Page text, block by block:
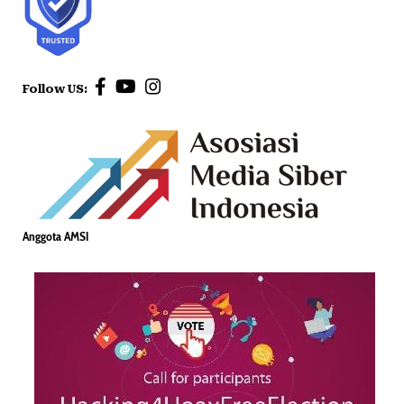
Follow US:
Anggota AMSI